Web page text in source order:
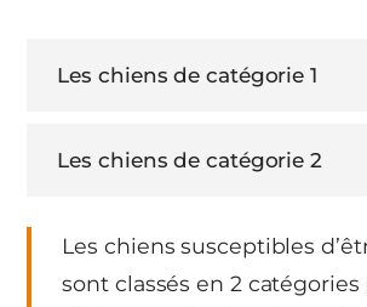
Les chiens susceptibles
sont classés en 2 catégories
Les chiens de catégorie 1
Les chiens de catégorie 2